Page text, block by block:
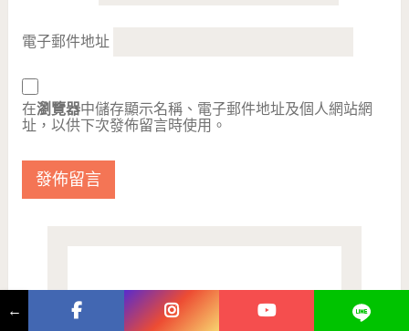
電子郵件地址
在瀏覽器中儲存顯示名稱、電子郵件地址及個人網站網
址，以供下次發佈留言時使用。
←